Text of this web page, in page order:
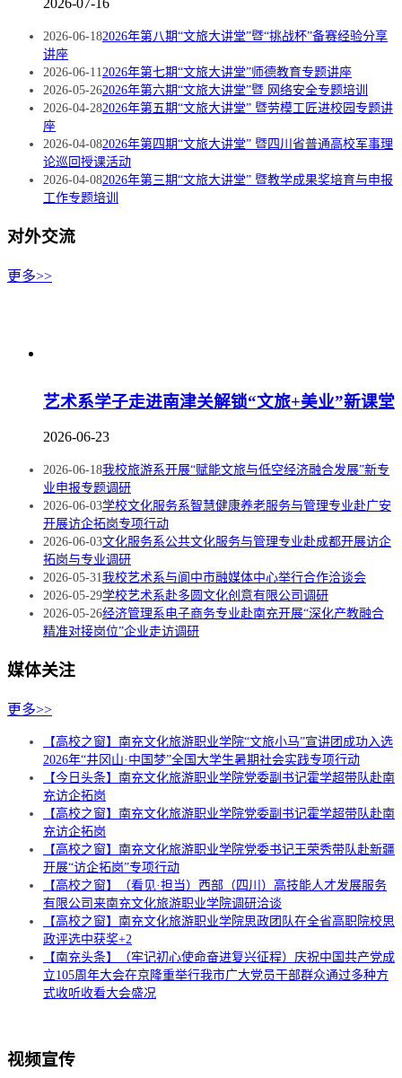
2026-07-16
2026-06-182026年第八期“文旅大讲堂”暨“挑战杯”备赛经验分享
讲座
2026-06-112026年第七期“文旅大讲堂”师德教育专题讲座
2026-05-262026年第六期“文旅大讲堂”暨 网络安全专题培训
2026-04-282026年第五期“文旅大讲堂” 暨劳模工匠进校园专题讲
座
2026-04-082026年第四期“文旅大讲堂” 暨四川省普通高校军事理
论巡回授课活动
2026-04-082026年第三期“文旅大讲堂” 暨教学成果奖培育与申报
工作专题培训
对外交流
更多>>
艺术系学子走进南津关解锁“文旅+美业”新课堂
2026-06-23
2026-06-18我校旅游系开展“赋能文旅与低空经济融合发展”新专
业申报专题调研
2026-06-03学校文化服务系智慧健康养老服务与管理专业赴广安
开展访企拓岗专项行动
2026-06-03文化服务系公共文化服务与管理专业赴成都开展访企
拓岗与专业调研
2026-05-31我校艺术系与阆中市融媒体中心举行合作洽谈会
2026-05-29学校艺术系赴多圆文化创意有限公司调研
2026-05-26经济管理系电子商务专业赴南充开展“深化产教融合
精准对接岗位”企业走访调研
媒体关注
更多>>
【高校之窗】南充文化旅游职业学院“文旅小马”宣讲团成功入选
2026年“井冈山·中国梦”全国大学生暑期社会实践专项行动
【今日头条】南充文化旅游职业学院党委副书记霍学超带队赴南
充访企拓岗
【高校之窗】南充文化旅游职业学院党委副书记霍学超带队赴南
充访企拓岗
【高校之窗】南充文化旅游职业学院党委书记王荣秀带队赴新疆
开展“访企拓岗”专项行动
【高校之窗】（看见·担当）西部（四川）高技能人才发展服务
有限公司来南充文化旅游职业学院调研洽谈
【高校之窗】南充文化旅游职业学院思政团队在全省高职院校思
政评选中获奖+2
【南充头条】（牢记初心使命奋进复兴征程）庆祝中国共产党成
立105周年大会在京隆重举行我市广大党员干部群众通过多种方
式收听收看大会盛况
视频宣传